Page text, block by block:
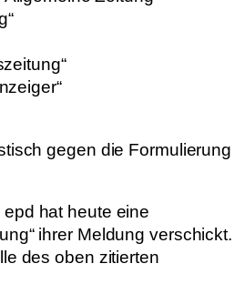
gegen die Formulierung
epd hat heute eine
ihrer Meldung verschickt.
des oben zitierten